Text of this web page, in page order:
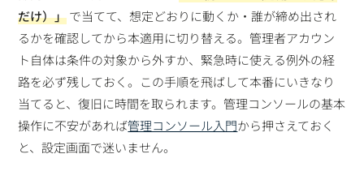
だけ）」で当てて、想定どおりに動くか・誰が締め出され
るかを確認してから本適用に切り替える。管理者アカウン
ト自体は条件の対象から外すか、緊急時に使える例外の経
路を必ず残しておく。この手順を飛ばして本番にいきなり
当てると、復旧に時間を取られます。管理コンソールの基本
操作に不安があれば管理コンソール入門から押さえておく
と、設定画面で迷いません。